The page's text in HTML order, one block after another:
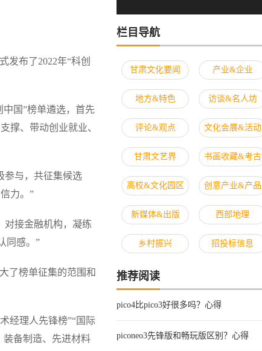
发布了2022年“科创
国”榜单遴选，首先
撑、带动创业就业、
与，共征集候选
力。”
接金融机构，凝练
同感。”
了榜单征集的范围和
经理人先锋榜”“国际
装备制造、先进材料
栏目导航
甘肃文化要闻 产业&企业
地方&特色 访谈&名人坊
评论&观点 文化会展&活动
甘肃文艺界 书画收藏&考古
高校&文化园区 创意产业&产品
新媒体&出版 西部地理
乡村振兴 招投标信息
推荐阅读
pico4比pico3好很多吗？心得
piconeo3先锋版和畅玩版区别？心得